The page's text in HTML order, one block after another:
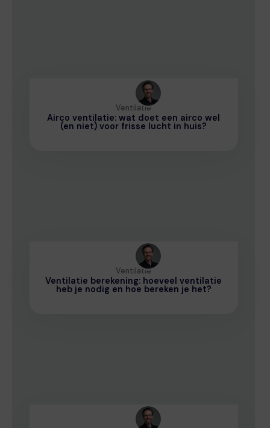
Ventilatie
Airco ventilatie: wat doet een airco wel
(en niet) voor frisse lucht in huis?
Ventilatie
Ventilatie berekening: hoeveel ventilatie
heb je nodig en hoe bereken je het?